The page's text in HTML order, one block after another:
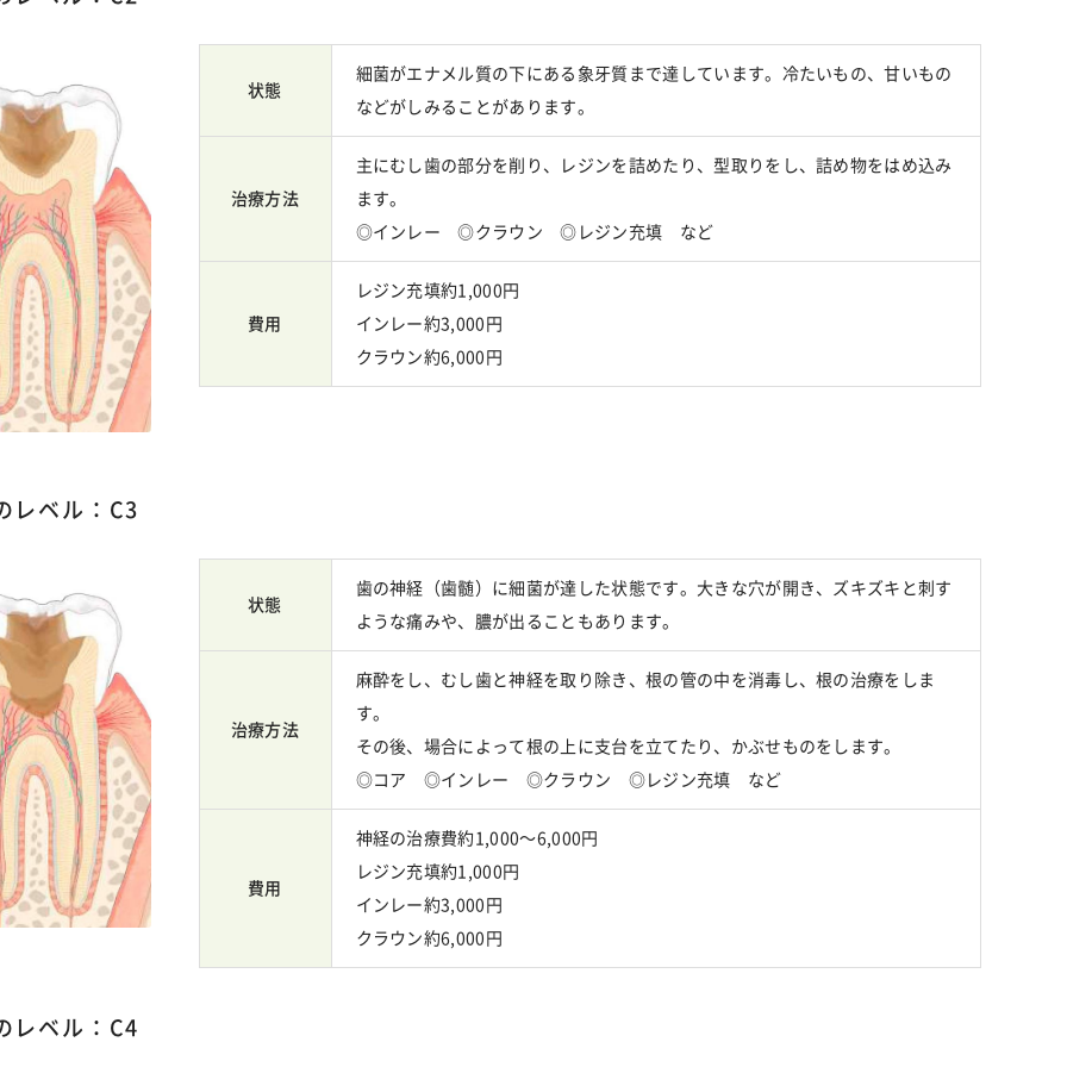
状態
細菌がエナメル質の下にある象牙質まで達しています。冷たいもの、甘いもの
などがしみることがあります。
治療方法
主にむし歯の部分を削り、レジンを詰めたり、型取りをし、詰め物をはめ込み
ます。
◎インレー ◎クラウン ◎レジン充填 など
費用
レジン充填約1,000円
インレー約3,000円
クラウン約6,000円
レベル：C3
状態
歯の神経（歯髄）に細菌が達した状態です。大きな穴が開き、ズキズキと刺す
ような痛みや、膿が出ることもあります。
治療方法
麻酔をし、むし歯と神経を取り除き、根の管の中を消毒し、根の治療をしま
す。
その後、場合によって根の上に支台を立てたり、かぶせものをします。
◎コア ◎インレー ◎クラウン ◎レジン充填 など
費用
神経の治療費約1,000〜6,000円
レジン充填約1,000円
インレー約3,000円
クラウン約6,000円
レベル：C4